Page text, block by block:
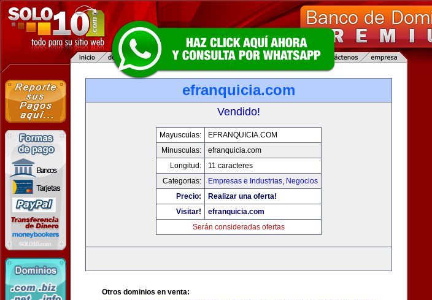
efranquicia.com
Vendido!
Mayusculas:
EFRANQUICIA.COM
Minusculas:
efranquicia.com
Longitud:
11 caracteres
Categorias:
Empresas e Industrias, Negocios
Precio:
Realizar una oferta!
Visitar!
efranquicia.com
Serán consideradas ofertas
Otros dominios en venta: